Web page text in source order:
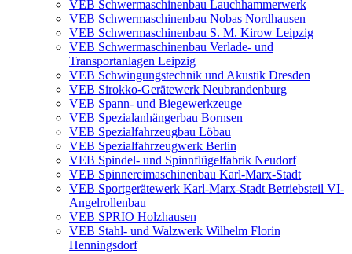
VEB Schwermaschinenbau Lauchhammerwerk
VEB Schwermaschinenbau Nobas Nordhausen
VEB Schwermaschinenbau S. M. Kirow Leipzig
VEB Schwermaschinenbau Verlade- und
Transportanlagen Leipzig
VEB Schwingungstechnik und Akustik Dresden
VEB Sirokko-Gerätewerk Neubrandenburg
VEB Spann- und Biegewerkzeuge
VEB Spezialanhängerbau Bornsen
VEB Spezialfahrzeugbau Löbau
VEB Spezialfahrzeugwerk Berlin
VEB Spindel- und Spinnflügelfabrik Neudorf
VEB Spinnereimaschinenbau Karl-Marx-Stadt
VEB Sportgerätewerk Karl-Marx-Stadt Betriebsteil VI-
Angelrollenbau
VEB SPRIO Holzhausen
VEB Stahl- und Walzwerk Wilhelm Florin
Henningsdorf